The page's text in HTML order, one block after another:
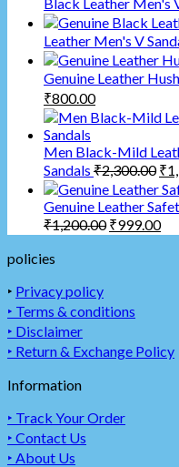
Leather Men's V
Genuine Leather
₹800.00
Men Black-Mild
Sandals ₹2,300.00 ₹
Genuine Leather
₹1,200.00 ₹999.00
policies
‣ Privacy policy
‣ Terms & conditions
‣ Disclaimer
‣ Return & Exchange Policy
Information
‣ Track Your Order
‣ Contact Us
‣ About Us